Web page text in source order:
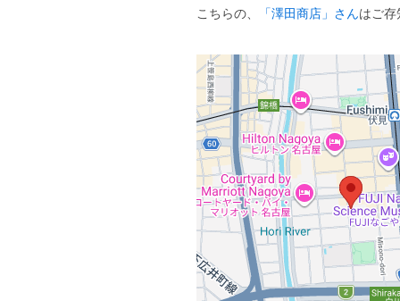
こちらの、 「澤田商店」さんはご存